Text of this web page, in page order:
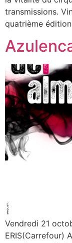
transmissions.
quatrième
Vendredi 21
ERIS(Carrefour)